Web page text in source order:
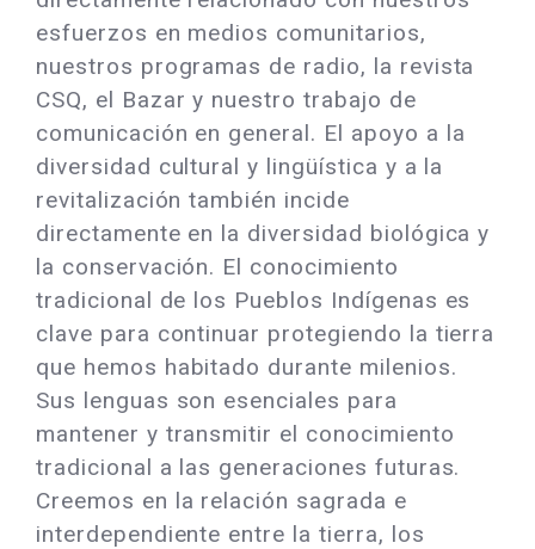
esfuerzos en medios comunitarios,
nuestros programas de radio, la revista
CSQ, el Bazar y nuestro trabajo de
comunicación en general. El apoyo a la
diversidad cultural y lingüística y a la
revitalización también incide
directamente en la diversidad biológica y
la conservación. El conocimiento
tradicional de los Pueblos Indígenas es
clave para continuar protegiendo la tierra
que hemos habitado durante milenios.
Sus lenguas son esenciales para
mantener y transmitir el conocimiento
tradicional a las generaciones futuras.
Creemos en la relación sagrada e
interdependiente entre la tierra, los